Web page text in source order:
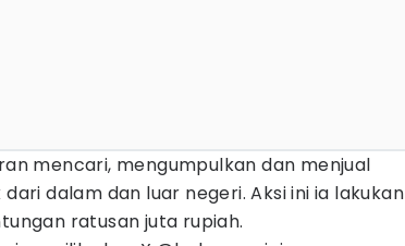
mencari, mengumpulkan dan menjual
dalam dan luar negeri. Aksi ini ia lakukan
ratusan juta rupiah.